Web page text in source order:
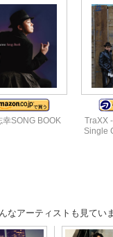
幸SONG BOOK
TraXX
Single
なアーティストも見ていま